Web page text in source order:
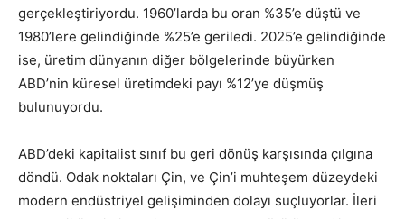
gerçekleştiriyordu. 1960’larda bu oran %35’e düştü ve
1980’lere gelindiğinde %25’e geriledi. 2025’e gelindiğinde
ise, üretim dünyanın diğer bölgelerinde büyürken
ABD’nin küresel üretimdeki payı %12’ye düşmüş
bulunuyordu.
ABD’deki kapitalist sınıf bu geri dönüş karşısında çılgına
döndü. Odak noktaları Çin, ve Çin’i muhteşem düzeydeki
modern endüstriyel gelişiminden dolayı suçluyorlar. İleri